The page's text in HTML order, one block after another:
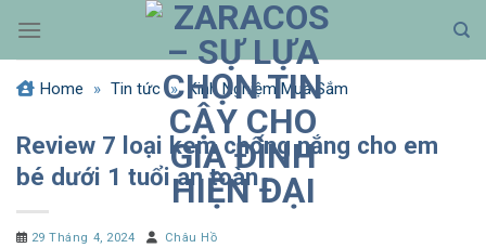
qua
nội
dung Home » Tin tức » Kinh Nghiệm Mua Sắm
Review 7 loại kem chống nắng cho em
bé dưới 1 tuổi an toàn
29 Tháng 4, 2024 Châu Hồ